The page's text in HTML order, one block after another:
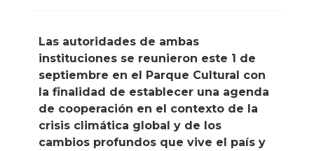
Las autoridades de ambas
instituciones se reunieron este 1 de
septiembre en el Parque Cultural con
la finalidad de establecer una agenda
de cooperación en el contexto de la
crisis climática global y de los
cambios profundos que vive el país y